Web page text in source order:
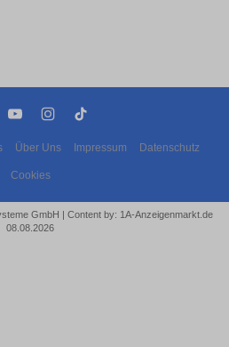
Über Uns Impressum Datenschutz
Cookies
GmbH | Content by: 1A-Anzeigenmarkt.de
08.08.2026